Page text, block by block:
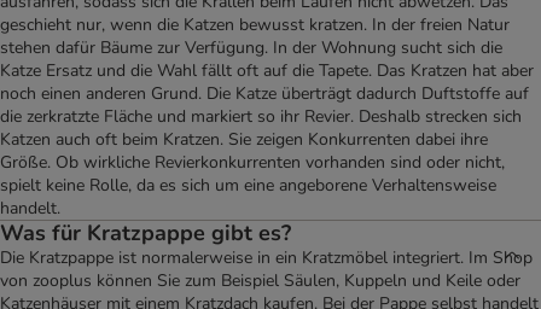
geschieht nur, wenn die Katzen bewusst kratzen. In der freien Natur
stehen dafür Bäume zur Verfügung. In der Wohnung sucht sich die
Katze Ersatz und die Wahl fällt oft auf die Tapete. Das Kratzen hat aber
noch einen anderen Grund. Die Katze überträgt dadurch Duftstoffe auf
die zerkratzte Fläche und markiert so ihr Revier. Deshalb strecken sich
Katzen auch oft beim Kratzen. Sie zeigen Konkurrenten dabei ihre
Größe. Ob wirkliche Revierkonkurrenten vorhanden sind oder nicht,
spielt keine Rolle, da es sich um eine angeborene Verhaltensweise
handelt.
Was für Kratzpappe gibt es?
Die Kratzpappe ist normalerweise in ein Kratzmöbel integriert. Im Shop
von zooplus können Sie zum Beispiel Säulen, Kuppeln und Keile oder
Katzenhäuser mit einem Kratzdach kaufen. Bei der Pappe selbst handelt